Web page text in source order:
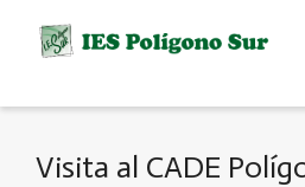
Visita al CADE